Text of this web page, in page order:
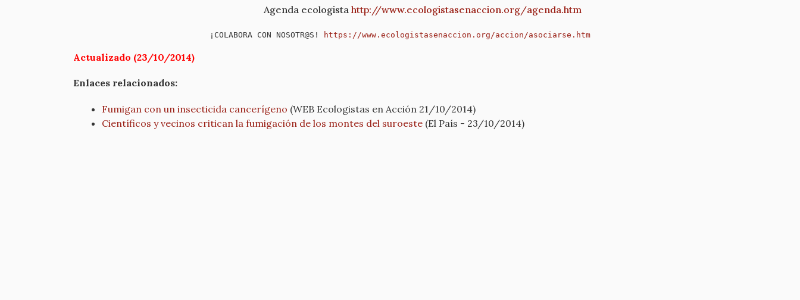
Agenda ecologista http://www.ecologistasenaccion.org/agenda.htm
¡COLABORA CON NOSOTR@S! https://www. ecologistasenaccion.org/accion/asociarse.htm
Actualizado (23/10/2014)
Enlaces relacionados:
Fumigan con un insecticida cancerígeno (WEB Ecologistas en Acción 21/10/2014)
Científicos y vecinos critican la fumigación de los montes del suroeste (El País - 23/10/2014)